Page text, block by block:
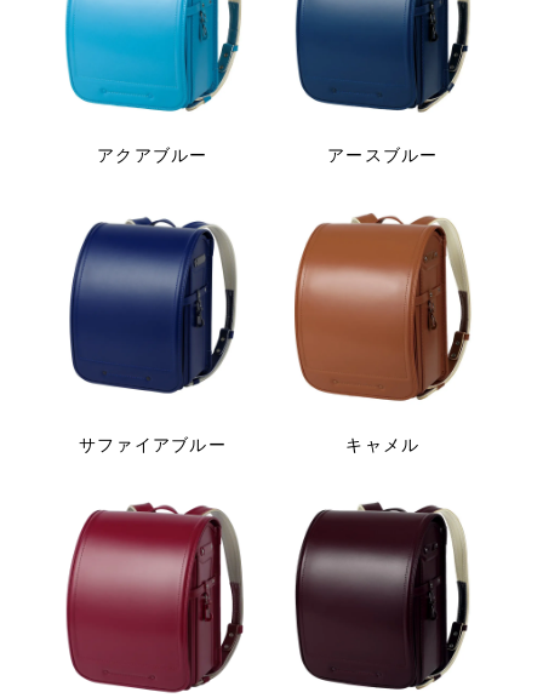
アクアブルー アースブルー
サファイアブルー キャメル